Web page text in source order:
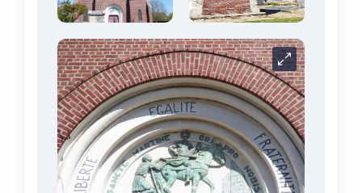
Carrousel